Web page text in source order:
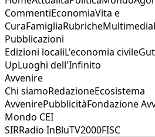
CommentiEconomiaVita e
CuraFamigliaRubricheMultimedia
Pubblicazioni
Edizioni localiL'economia civile
UpLuoghi dell'Infinito
Avvenire
Chi siamoRedazioneEcosistema
AvvenirePubblicitàFondazione
Mondo CEI
SIRRadio InBluTV2000FISC